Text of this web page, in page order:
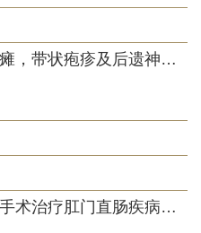
善于治疗面瘫，带状疱疹及后遗神经痛，脑血管病后遗症，颈肩腰腿痛，埋线减肥，耳鸣，失眠，头痛，产后缺乳，痛经，尿频，消化系统疾病。
中医中药及手术治疗肛门直肠疾病，内痔、外痔、混合痔、肛周脓肿、高位复杂性肛瘘、肛裂、肛门直肠狭窄、直肠脱垂、肠易激综合征、结直肠炎、结直肠息肉、直肠前突、顽固性便秘、肛窦炎、肛周湿疹、尖锐湿疣等，对小儿肛周脓肿采用个体化治疗，使大多数患儿避免手术之苦。中西医结合治疗疮疡、烧烫伤、周围血管病等中医外科常见病多发病。